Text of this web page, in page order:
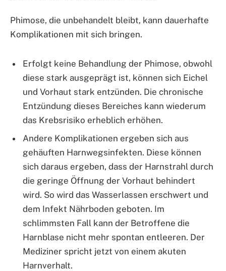
Phimose, die unbehandelt bleibt, kann dauerhafte
Komplikationen mit sich bringen.
Erfolgt keine Behandlung der Phimose, obwohl
diese stark ausgeprägt ist, können sich Eichel
und Vorhaut stark entzünden. Die chronische
Entzündung dieses Bereiches kann wiederum
das Krebsrisiko erheblich erhöhen.
Andere Komplikationen ergeben sich aus
gehäuften Harnwegsinfekten. Diese können
sich daraus ergeben, dass der Harnstrahl durch
die geringe Öffnung der Vorhaut behindert
wird. So wird das Wasserlassen erschwert und
dem Infekt Nährboden geboten. Im
schlimmsten Fall kann der Betroffene die
Harnblase nicht mehr spontan entleeren. Der
Mediziner spricht jetzt von einem akuten
Harnverhalt.